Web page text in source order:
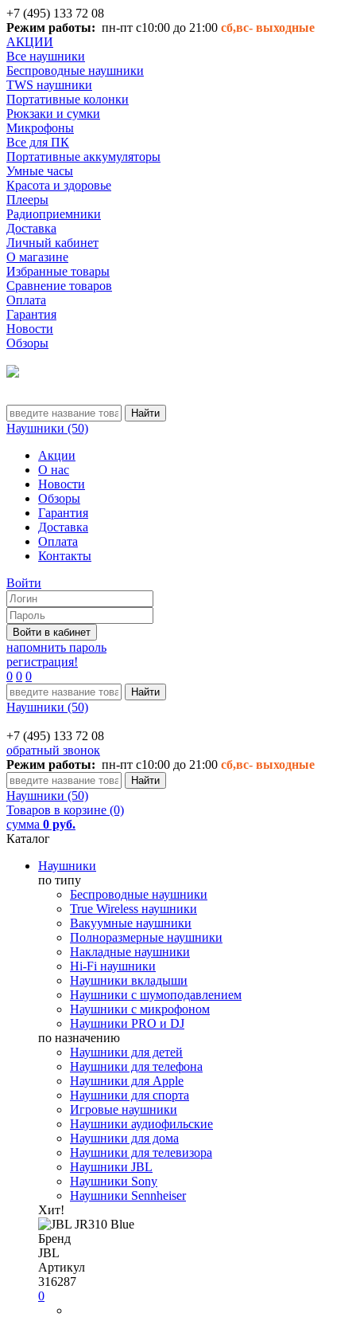
+7 (495) 133 72 08
Режим работы: пн-пт с10:00 до 21:00 сб,вс- выходные
АКЦИИ
Все наушники
Беспроводные наушники
TWS наушники
Портативные колонки
Рюкзаки и сумки
Микрофоны
Все для ПК
Портативные аккумуляторы
Умные часы
Красота и здоровье
Плееры
Радиоприемники
Доставка
Личный кабинет
О магазине
Избранные товары
Сравнение товаров
Оплата
Гарантия
Новости
Обзоры
Наушники (50)
Акции
О нас
Новости
Обзоры
Гарантия
Доставка
Оплата
Контакты
Войти
напомнить пароль
регистрация!
0 0 0
Наушники (50)
+7 (495) 133 72 08
обратный звонок
Режим работы: пн-пт с10:00 до 21:00 сб,вс- выходные
Наушники (50)
Товаров в корзине (0)
сумма 0 руб.
Каталог
Наушники
по типу
Беспроводные наушники
True Wireless наушники
Вакуумные наушники
Полноразмерные наушники
Накладные наушники
Hi-Fi наушники
Наушники вкладыши
Наушники с шумоподавлением
Наушники с микрофоном
Наушники PRO и DJ
по назначению
Наушники для детей
Наушники для телефона
Наушники для Apple
Наушники для спорта
Игровые наушники
Наушники аудиофильские
Наушники для дома
Наушники для телевизора
Наушники JBL
Наушники Sony
Наушники Sennheiser
Хит!
Бренд
JBL
Артикул
316287
0